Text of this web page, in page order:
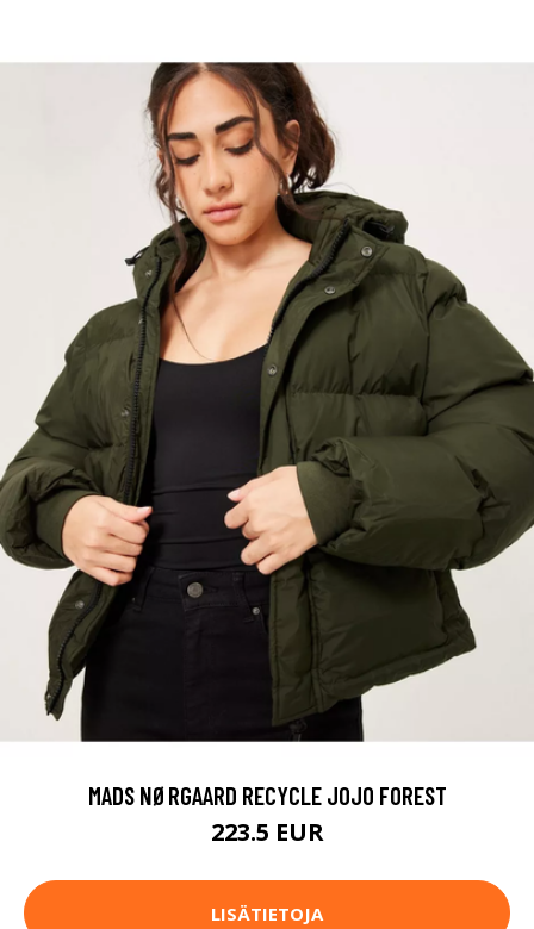
MADS NØRGAARD RECYCLE JOJO FOREST
223.5 EUR
LISÄTIETOJA